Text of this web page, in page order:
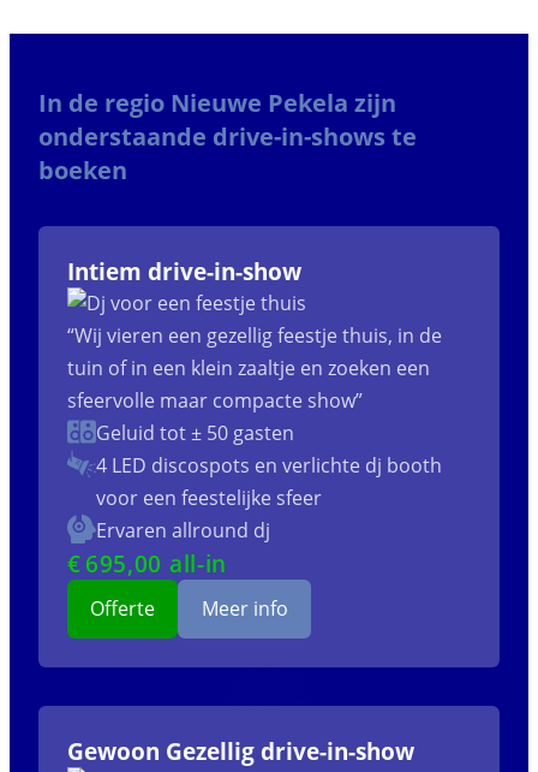
In de regio Nieuwe Pekela zijn
onderstaande drive-in-shows te
boeken
Intiem drive-in-show
“Wij vieren een gezellig feestje thuis, in de
tuin of in een klein zaaltje en zoeken een
sfeervolle maar compacte show”
Geluid tot ± 50 gasten
4 LED discospots en verlichte dj booth
voor een feestelijke sfeer
Ervaren allround dj
€ 695,00 all-in
Offerte Meer info
Gewoon Gezellig drive-in-show